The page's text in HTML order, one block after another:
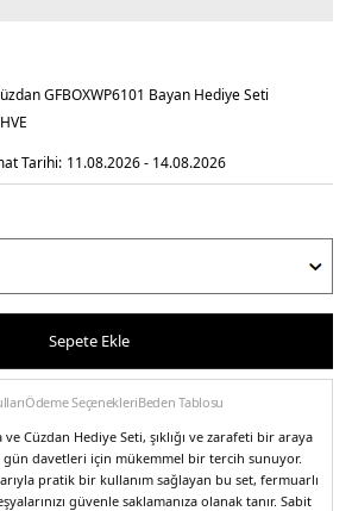
GFBOXWP6101 Bayan Hediye Seti
Tarihi: 11.08.2026 - 14.08.2026
Sepete Ekle
Ödeme SeçenekleriBeden Tablosu
ve Cüzdan Hediye Seti, şıklığı ve zarafeti bir araya
davetleri için mükemmel bir tercih sunuyor.
pratik bir kullanım sağlayan bu set, fermuarlı
güvenle saklamanıza olanak tanır. Sabit